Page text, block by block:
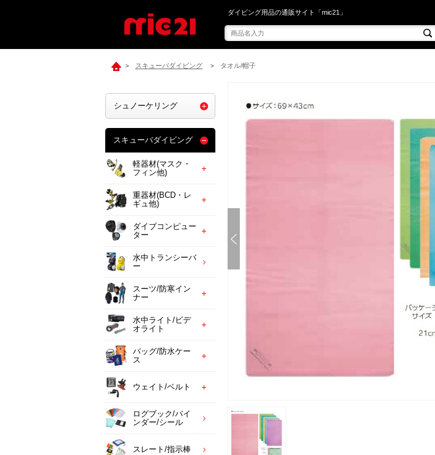
mic21で[ BBC ] シグナス（マリンタオル） L を買うならec.mic21.com
ダイビング用品の通販サイト「mic21」
> スキューバダイビング > タオル/帽子
シュノーケリング
スキューバダイビング
軽器材(マスク・
フィン他)
重器材(BCD・レ
ギュ他)
ダイブコンピュー
ター
水中トランシーバ
ー
スーツ/防寒イン
ナー
水中ライト/ビデ
オライト
バッグ/防水ケー
ス
ウェイト/ベルト
ログブック/バイ
ンダー/シール
スレート/指示棒